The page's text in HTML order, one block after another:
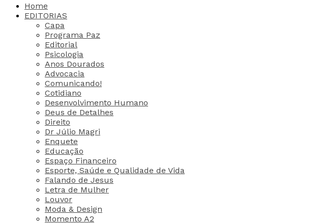
Home
EDITORIAS
Capa
Programa Paz
Editorial
Psicologia
Anos Dourados
Advocacia
Comunicando!
Cotidiano
Desenvolvimento Humano
Deus de Detalhes
Direito
Dr Júlio Magri
Enquete
Educação
Espaço Financeiro
Esporte, Saúde e Qualidade de Vida
Falando de Jesus
Letra de Mulher
Louvor
Moda & Design
Momento A2